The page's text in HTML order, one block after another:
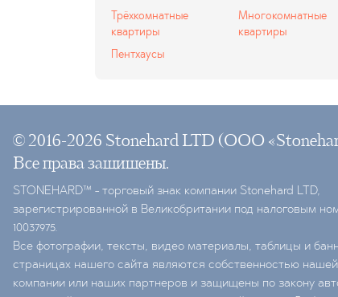
Трёхкомнатные
квартиры
Многокомнатные
квартиры
Пентхаусы
© 2016-2026 Stonehard LTD (ООО
Все права защищены.
STONEHARD™ - торговый знак компании Stonehard LTD,
зарегистрированной в Великобритании под налоговым
10037975.
Все фотографии, тексты, видео материалы, таблицы и
страницах нашего сайта являются собственностью нашей
компании или наших партнеров и защищены по закону